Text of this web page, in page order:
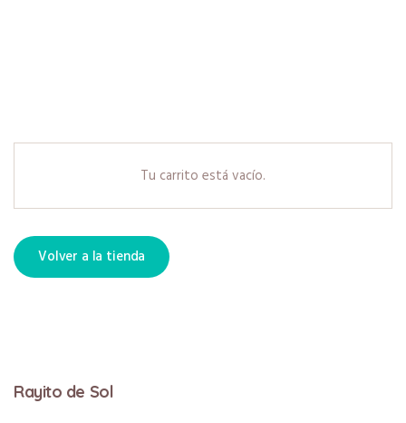
Tu carrito está vacío.
Volver a la tienda
Rayito de Sol